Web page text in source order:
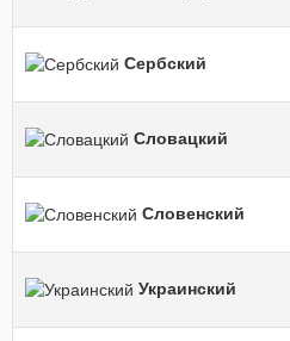
Сербский
Словацкий
Словенский
Украинский